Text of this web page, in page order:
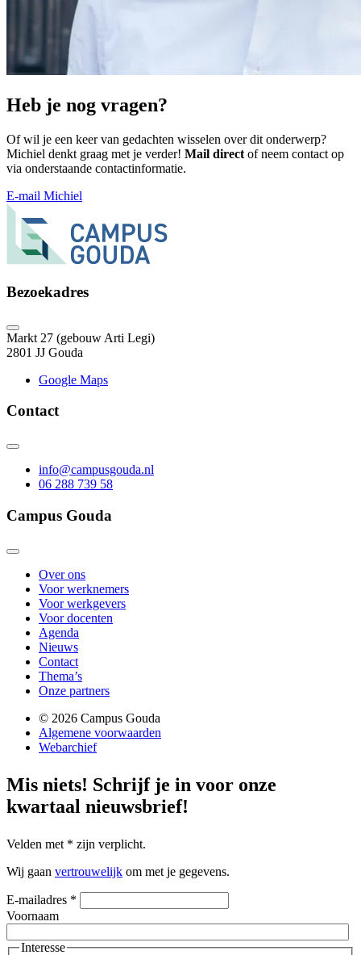
Heb je nog vragen?
Of wil je een keer van gedachten wisselen over dit onderwerp?
Michiel denkt graag met je verder! Mail direct of neem contact op
via onderstaande contactinformatie.
E-mail Michiel
Bezoekadres
Markt 27 (gebouw Arti Legi)
2801 JJ Gouda
Google Maps
Contact
info@campusgouda.nl
06 288 739 58
Campus Gouda
Over ons
Voor werknemers
Voor werkgevers
Voor docenten
Agenda
Nieuws
Contact
Thema’s
Onze partners
© 2026 Campus Gouda
Algemene voorwaarden
Webarchief
Mis niets! Schrijf je in voor onze
kwartaal nieuwsbrief!
Velden met * zijn verplicht.
Wij gaan vertrouwelijk om met je gegevens.
E-mailadres *
Voornaam
Interesse